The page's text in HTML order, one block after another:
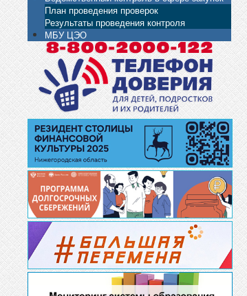
План проведения проверок
Результаты проведения контроля
МБУ ЦЭО